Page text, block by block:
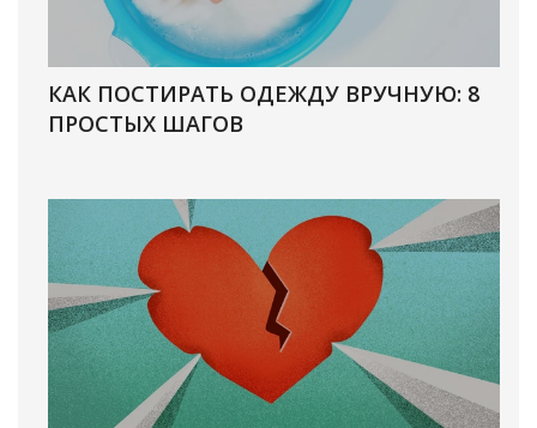
КАК ПОСТИРАТЬ ОДЕЖДУ ВРУЧНУЮ: 8
ПРОСТЫХ ШАГОВ